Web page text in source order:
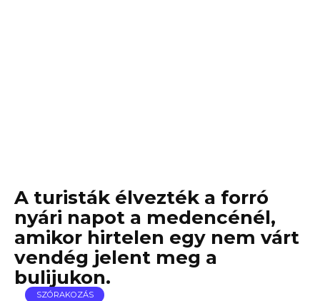
A turisták élvezték a forró
nyári napot a medencénél,
amikor hirtelen egy nem várt
vendég jelent meg a
bulijukon.
SZÓRAKOZÁS